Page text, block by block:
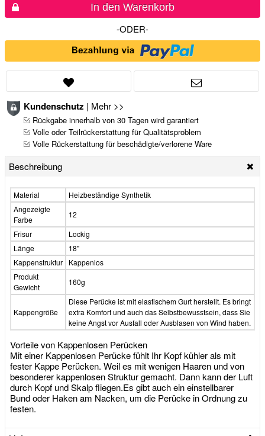
In den Warenkorb
-ODER-
Kundenschutz | Mehr >>
Rückgabe innerhalb von 30 Tagen wird garantiert
Volle oder Teilrückerstattung für Qualitätsproblem
Volle Rückerstattung für beschädigte/verlorene Ware
Beschreibung
Material
Heizbeständige Synthetik
Angezeigte
Farbe
12
Frisur
Lockig
Länge
18"
Kappenstruktur
Kappenlos
Produkt
Gewicht
160g
Kappengröße
Diese Perücke ist mit elastischem Gurt herstellt. Es bringt
extra Komfort und auch das Selbstbewusstsein, dass Sie
keine Angst vor Ausfall oder Ausblasen von Wind haben.
Vorteile von Kappenlosen Perücken
Mit einer Kappenlosen Perücke fühlt Ihr Kopf kühler als mit
fester Kappe Perücken. Weil es mit wenigen Haaren und von
besonderer kappenlosen Struktur gemacht. Dann kann der Luft
durch Kopf und Skalp fliegen.Es gibt auch ein einstellbarer
Bund oder Haken am Nacken, um die Perücke in Ordnung zu
festen.